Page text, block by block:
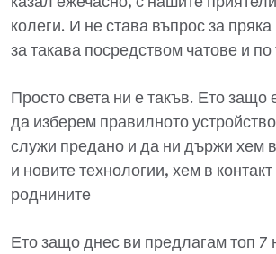
колеги. И не става въпрос за
за такава посредством чатове и
Просто света ни е такъв. Ето защо
да изберем правилното
служи предано и да ни държи хем
и новите технологии, хем в контакт
роднините
Ето защо днес ви предлагам топ 7